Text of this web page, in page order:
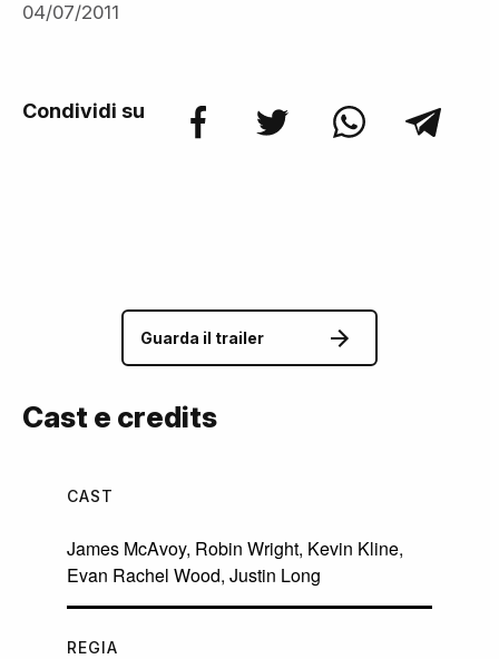
04/07/2011
Condividi su
Guarda il trailer
Cast e credits
CAST
James McAvoy, Robin Wright, Kevin Kline,
Evan Rachel Wood, Justin Long
REGIA